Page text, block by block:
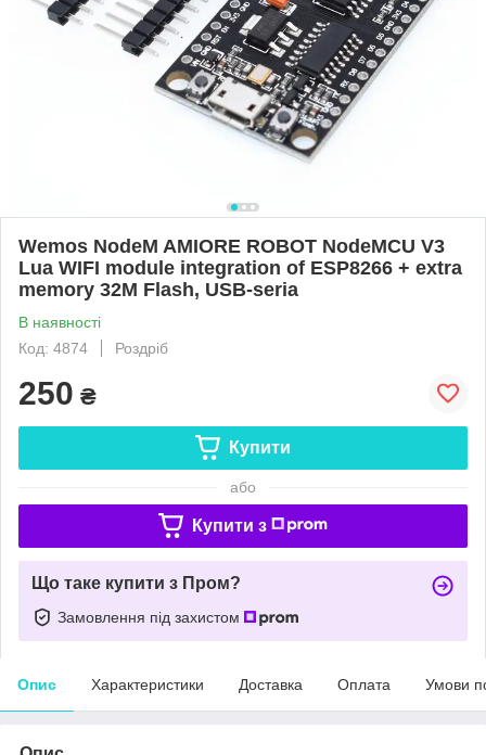
Wemos NodeM AMIORE ROBOT NodeMCU V3
Lua WIFI module integration of ESP8266 + extra
memory 32M Flash, USB-seria
В наявності
Код: 4874
Роздріб
250 ₴
Купити
або
Купити з
Що таке купити з Пром?
Замовлення під захистом
Опис Характеристики Доставка Оплата Умови